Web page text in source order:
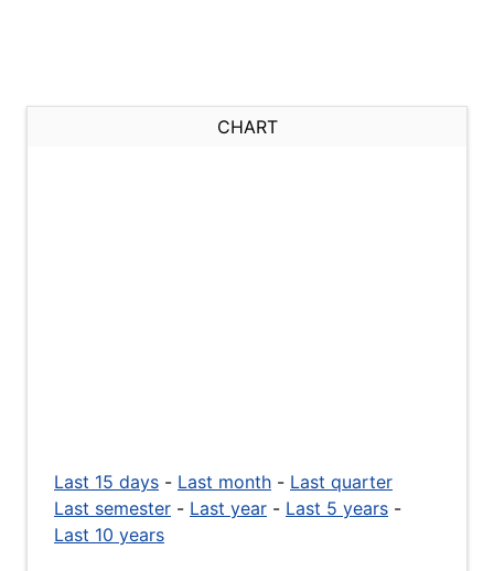
CHART
Last 15 days - Last month - Last quarter
Last semester - Last year - Last 5 years -
Last 10 years